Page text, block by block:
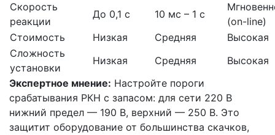
Скорость
реакции
До 0,1 с 10 мс – 1 с
(on-line)
Стоимость
Низкая Средняя
Высокая
Сложность
установки
Низкая Средняя
Высокая
Экспертное мнение: Настройте пороги
срабатывания РКН с запасом: для сети 220 В
нижний предел — 190 В, верхний — 250 В. Это
защитит оборудование от большинства скачков,